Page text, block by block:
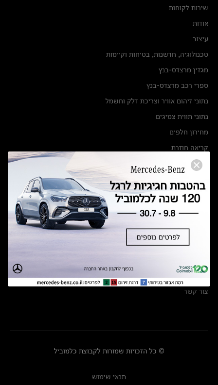
שירות לקוחות
אודות
עיצוב
טכנולוגיה, חדשנות, בטיחות וקיימות
מגזין מרצדס-בנץ
ספרי רכב מרצדס-בנץ
נתוני זיהום אוויר וצריכת דלק וחשמל
נתוני תווית צמיגים
מחירון חלפים
קריאה חוזרת
הודעה על הטבות לרכבי מרצדס בהסדר פשרה בתצ 56447-02-19
תקנון ימי מכירות 120 לכלמוביל
מצאו אותנו
אולמות תצוגה
מרכזי שירות
צור קשר
© כל הזכויות שמורות לקבוצת כלמוביל
תנאי שימוש